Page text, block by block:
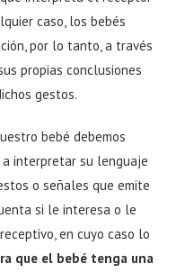
caso, los bebés
por lo tanto, a través
propias conclusiones
gestos.
bebé debemos
interpretar su lenguaje
o señales que emite
si le interesa o le
en cuyo caso lo
que el bebé tenga una